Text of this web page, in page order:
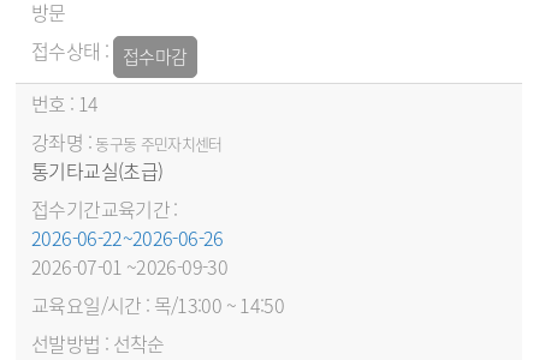
방문
접수마감
14
동구동 주민자치센터
통기타교실(초급)
2026-06-22~2026-06-26
2026-07-01 ~2026-09-30
목/13:00 ~ 14:50
선착순